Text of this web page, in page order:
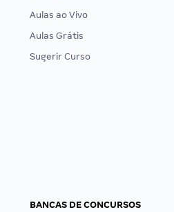
Aulas ao Vivo
Aulas Grátis
Sugerir Curso
BANCAS DE CONCURSOS